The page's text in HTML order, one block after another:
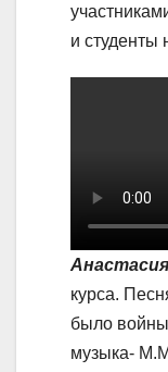
и студенты
курса.
было
музыка-